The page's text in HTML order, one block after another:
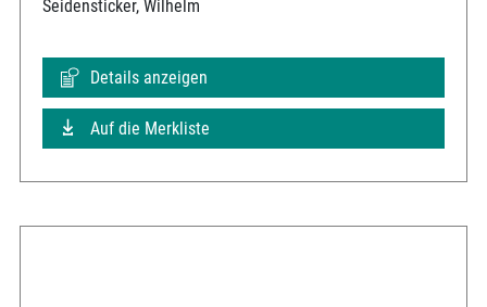
Seidensticker, Wilhelm
Details anzeigen
Auf die Merkliste